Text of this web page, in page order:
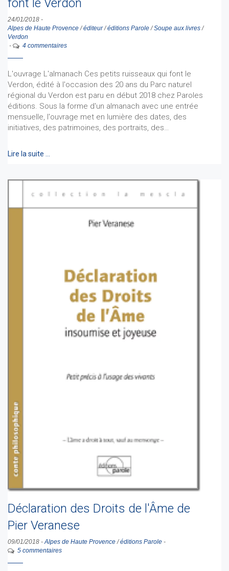
font le Verdon
24/01/2018 -
Alpes de Haute Provence/éditeur/éditions Parole/Soupe aux livres/
Verdon
-
4 commentaires
L'ouvrage L'almanach Ces petits ruisseaux qui font le
Verdon, édité à l'occasion des 20 ans du Parc naturel
régional du Verdon est paru en début 2018 chez Paroles
éditions. Sous la forme d'un almanach avec une entrée
mensuelle, l'ouvrage met en lumière des dates, des
initiatives, des patrimoines, des portraits, des…
Lire la suite …
Déclaration des Droits de l'Âme de
Pier Veranese
09/01/2018 - Alpes de Haute Provence /éditions Parole -
5 commentaires